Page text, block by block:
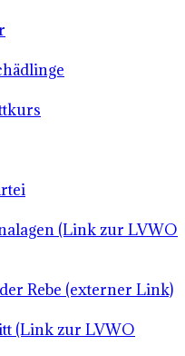
(Link zur LVWO
Rebe (externer Link)
(Link zur LVWO